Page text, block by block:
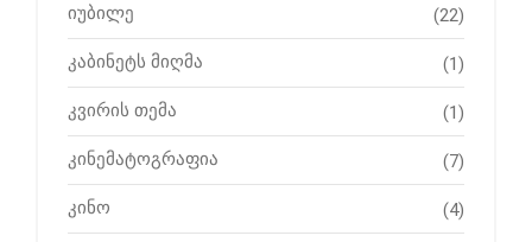
იუბილე (22)
კაბინეტს მიღმა (1)
კვირის თემა (1)
კინემატოგრაფია (7)
კინო (4)